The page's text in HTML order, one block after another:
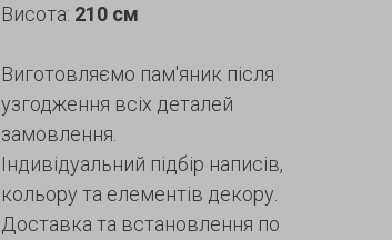
Висота: 210 см
Виготовляємо пам'яник після
узгодження всіх деталей
замовлення.
Індивідуальний підбір написів,
кольору та елементів декору.
Доставка та встановлення по